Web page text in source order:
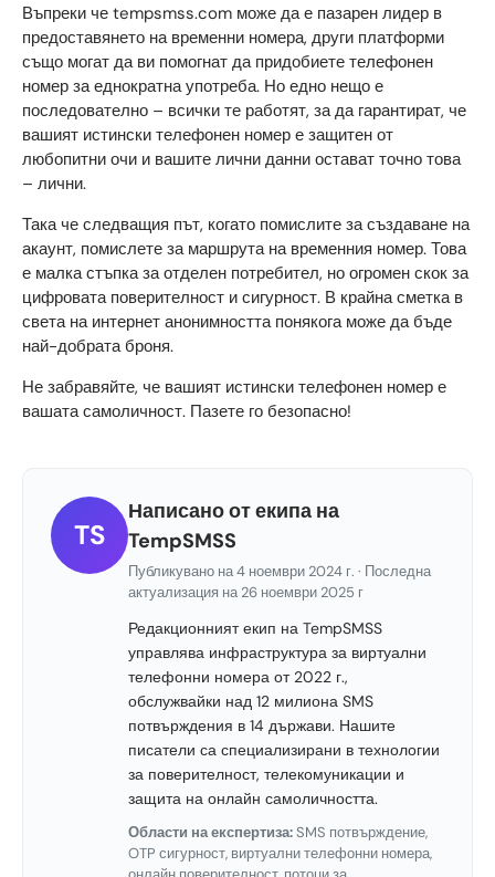
Въпреки че tempsmss.com може да е пазарен лидер в
предоставянето на временни номера, други платформи
също могат да ви помогнат да придобиете телефонен
номер за еднократна употреба. Но едно нещо е
последователно – всички те работят, за да гарантират, че
вашият истински телефонен номер е защитен от
любопитни очи и вашите лични данни остават точно това
– лични.
Така че следващия път, когато помислите за създаване на
акаунт, помислете за маршрута на временния номер. Това
е малка стъпка за отделен потребител, но огромен скок за
цифровата поверителност и сигурност. В крайна сметка в
света на интернет анонимността понякога може да бъде
най-добрата броня.
Не забравяйте, че вашият истински телефонен номер е
вашата самоличност. Пазете го безопасно!
TS
Написано от екипа на
TempSMSS
Публикувано на 4 ноември 2024 г. · Последна
актуализация на 26 ноември 2025 г
Редакционният екип на TempSMSS
управлява инфраструктура за виртуални
телефонни номера от 2022 г.,
обслужвайки над 12 милиона SMS
потвърждения в 14 държави. Нашите
писатели са специализирани в технологии
за поверителност, телекомуникации и
защита на онлайн самоличността.
Области на експертиза:SMS потвърждение,
OTP сигурност, виртуални телефонни номера,